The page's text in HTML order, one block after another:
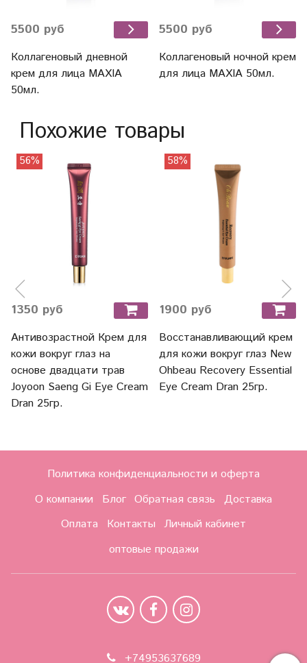
5500 руб
Коллагеновый дневной
крем для лица MAXIA
50мл.
5500 руб
Коллагеновый ночной крем
для лица MAXIA 50мл.
Похожие товары
56%
1350 руб
Антивозрастной Крем для
кожи вокруг глаз на
основе двадцати трав
Joyoon Saeng Gi Eye Cream
Dran 25гр.
58%
1900 руб
Восстанавливающий крем
для кожи вокруг глаз New
Ohbeau Recovery Essential
Eye Cream Dran 25гр.
Политика конфиденциальности и оферта
О компании
Блог Обратная связь
Доставка
Оплата
Контакты Личный кабинет
оптовые продажи
+74953637689